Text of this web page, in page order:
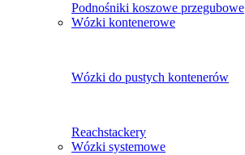
Podnośniki koszowe przegubowe
Wózki kontenerowe
Wózki do pustych kontenerów
Reachstackery
Wózki systemowe